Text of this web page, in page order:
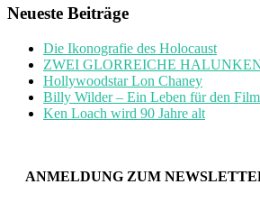
Neueste Beiträge
Die Ikonografie des Holocaust
ZWEI GLORREICHE HALUNKEN
Hollywoodstar Lon Chaney
Billy Wilder – Ein Leben für den Film
Ken Loach wird 90 Jahre alt
ANMELDUNG ZUM